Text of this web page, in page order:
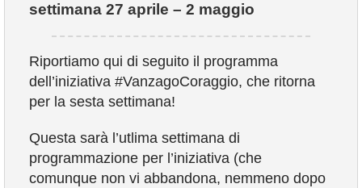
AREE TEMATICHE
VIVERE VANZAGO
settimana 27 aprile – 2 maggio
Riportiamo qui di seguito il programma
dell’iniziativa #VanzagoCoraggio, che ritorna
per la sesta settimana!
Questa sarà l’utlima settimana di
programmazione per l’iniziativa (che
comunque non vi abbandona, nemmeno dopo